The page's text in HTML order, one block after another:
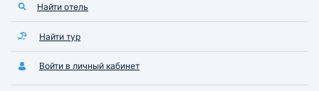
Найти отель
Найти тур
Войти в личный кабинет